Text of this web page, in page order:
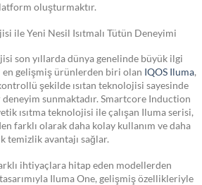
oluşturmaktır.
ile Yeni Nesil Isıtmalı Tütün Deneyimi
son yıllarda dünya genelinde büyük ilgi
en gelişmiş ürünlerden biri olan IQOS Iluma,
şekilde ısıtan teknolojisi sayesinde
deneyim sunmaktadır. Smartcore Induction
ısıtma teknolojisi ile çalışan Iluma serisi,
farklı olarak daha kolay kullanım ve daha
temizlik avantajı sağlar.
ihtiyaçlara hitap eden modellerden
Iluma One, gelişmiş özellikleriyle